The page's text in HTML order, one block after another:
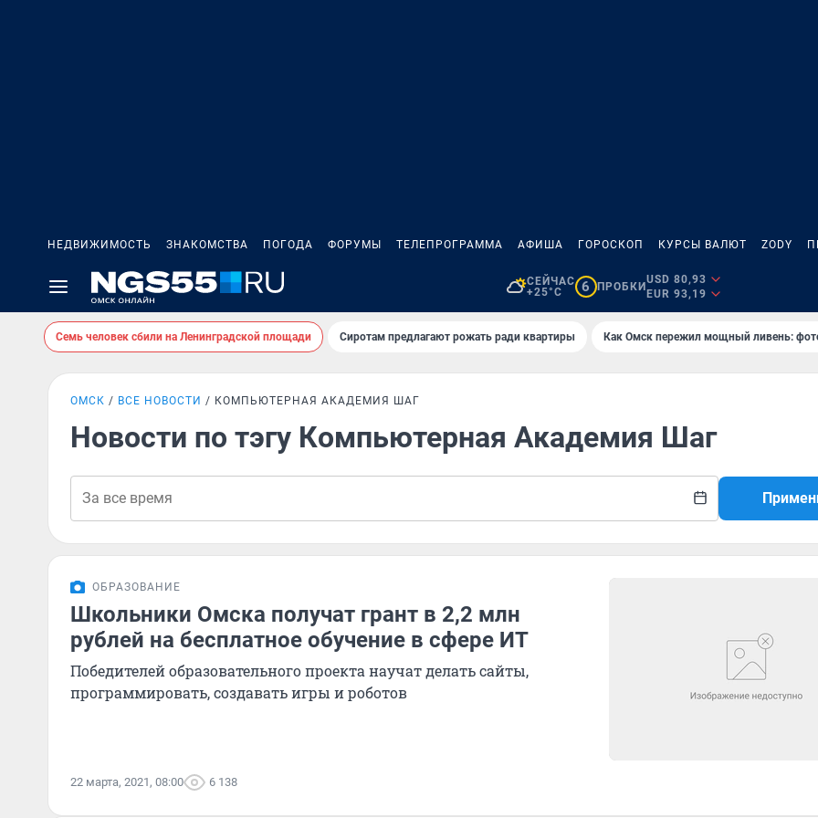
НЕДВИЖИМОСТЬ ЗНАКОМСТВА ПОГОДА ФОРУМЫ ТЕЛЕПРОГРАММА АФИША ГОРОСКОП КУРСЫ ВАЛЮТ ZODY
СЕЙЧАС
+25°C
6 ПРОБКИ
USD 80,93
EUR 93,19
Семь человек сбили на Ленинградской площади Сиротам предлагают рожать ради квартиры Как Омск пережил мощный ливень:
ОМСК ВСЕ НОВОСТИ КОМПЬЮТЕРНАЯ АКАДЕМИЯ ШАГ
Новости по тэгу Компьютерная Академия Шаг
ОБРАЗОВАНИЕ
Школьники Омска получат грант в 2,2 млн
рублей на бесплатное обучение в сфере ИТ
Победителей образовательного проекта научат делать сайты,
программировать, создавать игры и роботов
22 марта, 2021, 08:00 6 138